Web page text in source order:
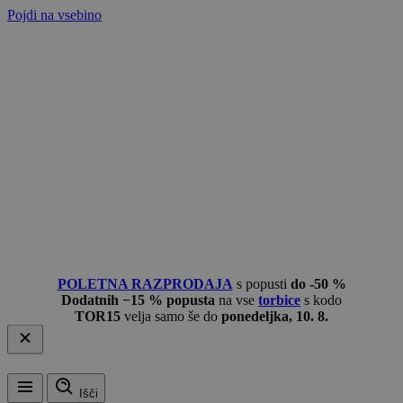
Pojdi na vsebino
POLETNA RAZPRODAJA s popusti do -50 %
Dodatnih −15 % popusta na vse torbice s kodo
TOR15 velja samo še do ponedeljka, 10. 8.
Išči